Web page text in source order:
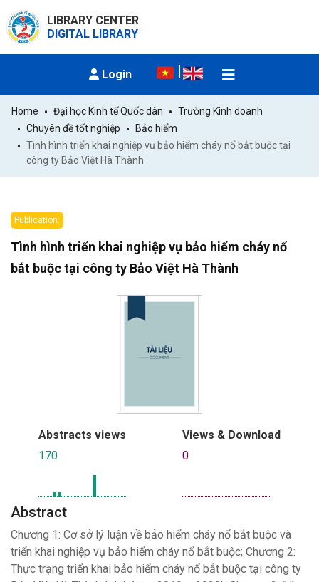
LIBRARY CENTER
DIGITAL LIBRARY
Login
Home Đại học Kinh tế Quốc dân
Trường Kinh doanh
Chuyên đề tốt nghiệp
Bảo hiểm
Tình hình triển khai nghiệp vụ bảo hiểm cháy nổ bắt buộc tại
công ty Bảo Việt Hà Thành
Publication:
Tình hình triển khai nghiệp vụ bảo hiểm cháy nổ
bắt buộc tại công ty Bảo Việt Hà Thành
Abstracts views
170
Views & Download
0
Abstract
Chương 1: Cơ sở lý luận về bảo hiểm cháy nổ bắt buộc và
triển khai nghiệp vụ bảo hiểm cháy nổ bắt buộc; Chương 2:
Thực trạng triển khai bảo hiểm cháy nổ bắt buộc tại công ty